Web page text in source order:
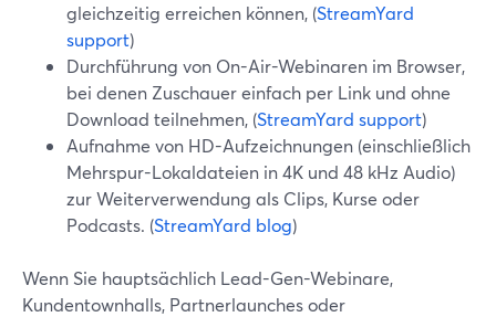
gleichzeitig erreichen können, (StreamYard
support)
Durchführung von On-Air-Webinaren im Browser,
bei denen Zuschauer einfach per Link und ohne
Download teilnehmen, (StreamYard support)
Aufnahme von HD-Aufzeichnungen (einschließlich
Mehrspur-Lokaldateien in 4K und 48 kHz Audio)
zur Weiterverwendung als Clips, Kurse oder
Podcasts. (StreamYard blog)
Wenn Sie hauptsächlich Lead-Gen-Webinare,
Kundentownhalls, Partnerlaunches oder